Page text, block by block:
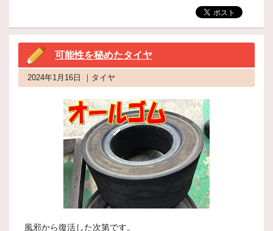
可能性を秘めたタイヤ
2024年1月16日 ｜タイヤ
風邪から復活した次第です。